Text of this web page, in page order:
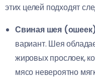
этих целей подходят
Свиная шея
вариант. Шея
жировых прослоек,
мясо невероятно